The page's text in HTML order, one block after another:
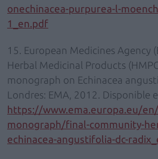
onechinacea-purpurea-l-
1_en.pdf
15. European Medicines Agency
Herbal Medicinal Products
monograph on Echinacea
Londres: EMA, 2012. Disponible
https://www.ema.europa.eu/
monograph/final-community-
echinacea-angustifolia-dc-